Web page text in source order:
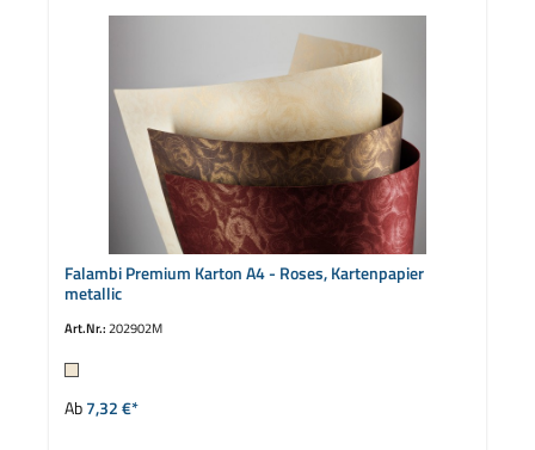
Falambi Premium Karton A4 - Roses, Kartenpapier
metallic
Art.Nr.:202902M
Farbe
Ab7,32 €*